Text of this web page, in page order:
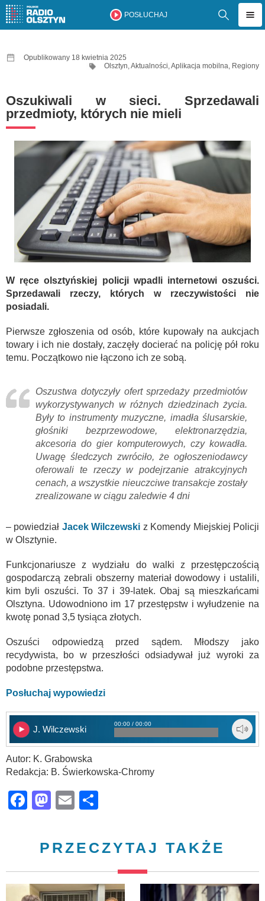
POSŁUCHAJ
Opublikowany 18 kwietnia 2025
Olsztyn,Aktualności,Aplikacja mobilna, Regiony
Oszukiwali w sieci. Sprzedawali
przedmioty, których nie mieli
W ręce olsztyńskiej policji wpadli internetowi oszuści.
Sprzedawali rzeczy, których w rzeczywistości nie
posiadali.
Pierwsze zgłoszenia od osób, które kupowały na aukcjach
towary i ich nie dostały, zaczęły docierać na policję pół roku
temu. Początkowo nie łączono ich ze sobą.
Oszustwa dotyczyły ofert sprzedaży przedmiotów
wykorzystywanych w różnych dziedzinach życia.
Były to instrumenty muzyczne, imadła ślusarskie,
głośniki bezprzewodowe, elektronarzędzia,
akcesoria do gier komputerowych, czy kowadła.
Uwagę śledczych zwróciło, że ogłoszeniodawcy
oferowali te rzeczy w podejrzanie atrakcyjnych
cenach, a wszystkie nieuczciwe transakcje zostały
zrealizowane w ciągu zaledwie 4 dni
– powiedział Jacek Wilczewski z Komendy Miejskiej Policji
w Olsztynie.
Funkcjonariusze z wydziału do walki z przestępczością
gospodarczą zebrali obszerny materiał dowodowy i ustalili,
kim byli oszuści. To 37 i 39-latek. Obaj są mieszkańcami
Olsztyna. Udowodniono im 17 przestępstw i wyłudzenie na
kwotę ponad 3,5 tysiąca złotych.
Oszuści odpowiedzą przed sądem. Młodszy jako
recydywista, bo w przeszłości odsiadywał już wyroki za
podobne przestępstwa.
Posłuchaj wypowiedzi
J. Wilczewski
00:00 / 00:00
Autor: K. Grabowska
Redakcja: B. Świerkowska-Chromy
Facebook
Mastodon
Email
PRZECZYTAJ TAKŻE